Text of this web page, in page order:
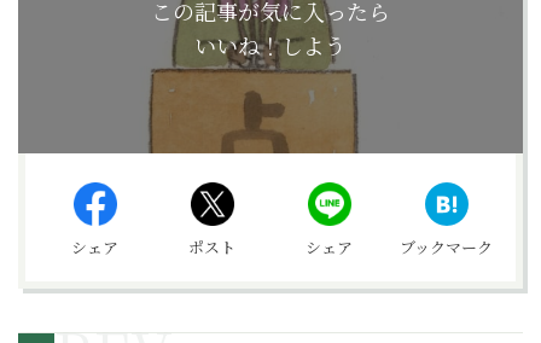
この記事が気に入ったら
いいね！しよう
シェア ポスト シェア ブックマーク